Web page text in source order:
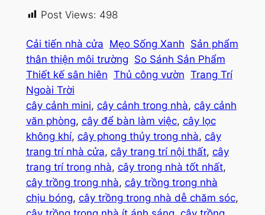
Post Views: 498
Cải tiến nhà cửa Mẹo Sống Xanh Sản phẩm
thân thiện môi trường So Sánh Sản Phẩm
Thiết kế sân hiên Thủ công vườn Trang Trí
Ngoài Trời
cây cảnh mini, cây cảnh trong nhà, cây cảnh
văn phòng, cây để bàn làm việc, cây lọc
không khí, cây phong thủy trong nhà, cây
trang trí nhà cửa, cây trang trí nội thất, cây
trang trí trong nhà, cây trong nhà tốt nhất
cây trồng trong nhà, cây trồng trong nhà
chịu bóng, cây trồng trong nhà dễ chăm sóc